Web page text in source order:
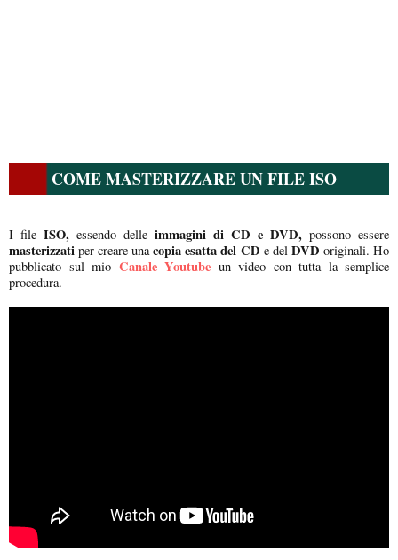
COME MASTERIZZARE UN FILE ISO
I file ISO, essendo delle immagini di CD e DVD, possono essere
masterizzati per creare unacopia esatta del CD e delDVD originali. Ho
pubblicato sul mio Canale Youtube un video con tutta la semplice
procedura.